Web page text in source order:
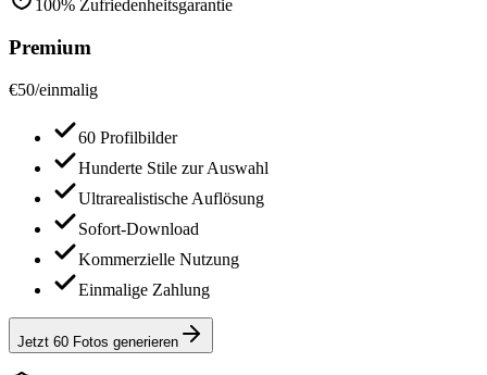
100% Zufriedenheitsgarantie
Premium
€50/einmalig
60 Profilbilder
Hunderte Stile zur Auswahl
Ultrarealistische Auflösung
Sofort-Download
Kommerzielle Nutzung
Einmalige Zahlung
Jetzt 60 Fotos generieren